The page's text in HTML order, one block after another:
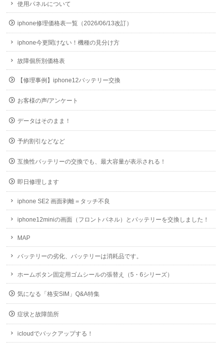
使用パネルについて
iphone修理価格表一覧（2026/06/13改訂）
iphone今更聞けない！機種の見分け方
故障個所別価格表
【修理事例】iphone12バッテリー交換
お客様の声/アンケート
データはそのまま！
予約割引などなど
互換性バッテリーの交換でも、最大容量が表示される！
即日修理します
iphone SE2 画面剥離＝タッチ不良
iphone12miniの画面（フロントパネル）とバッテリーを交換しました！
MAP
バッテリーの劣化、バッテリーは消耗品です。
ホームボタン固定用ゴムシールの張替え（5・6シリーズ）
気になる「格安SIM」Q&A特集
症状と故障箇所
icloudでバックアップする！